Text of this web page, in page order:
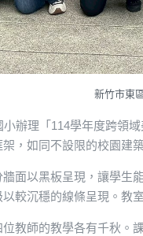
新竹市東
辦理「114學年度跨領
，如同不設限的校園建
面以黑板呈現，讓學生
較沉穩的線條呈現。教
教師的教學各有千秋。